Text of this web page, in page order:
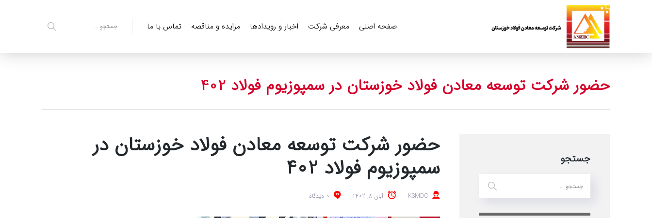
صفحه اصلی معرفی شرکت اخبار و رویدادها مزایده و مناقصه تماس با ما
حضور شرکت توسعه معادن فولاد خوزستان در سمپوزیوم فولاد 402
حضور شرکت توسعه معادن فولاد خوزستان در
سمپوزیوم فولاد 402
KSMDC آبان 8, 1402 0 دیدگاه
جستجو